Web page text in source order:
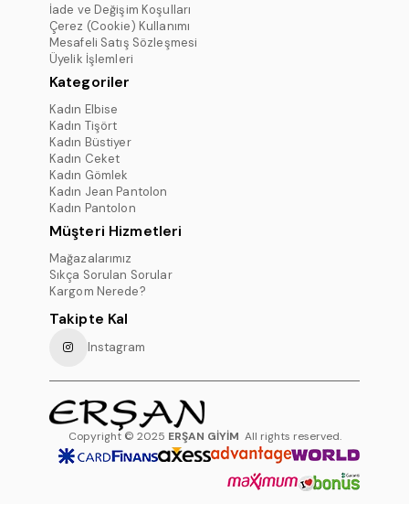
İade ve Değişim Koşulları
Çerez (Cookie) Kullanımı
Mesafeli Satış Sözleşmesi
Üyelik İşlemleri
Kategoriler
Kadın Elbise
Kadın Tişört
Kadın Büstiyer
Kadın Ceket
Kadın Gömlek
Kadın Jean Pantolon
Kadın Pantolon
Müşteri Hizmetleri
Mağazalarımız
Sıkça Sorulan Sorular
Kargom Nerede?
Takipte Kal
Instagram
Copyright © 2025 ERŞAN GİYİM All rights reserved.